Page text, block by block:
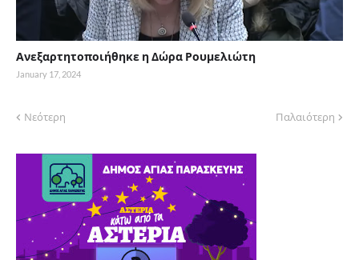
Ανεξαρτητοποιήθηκε η Δώρα Ρουμελιώτη
January 17, 2024
Νεότερη Παλαιότερη